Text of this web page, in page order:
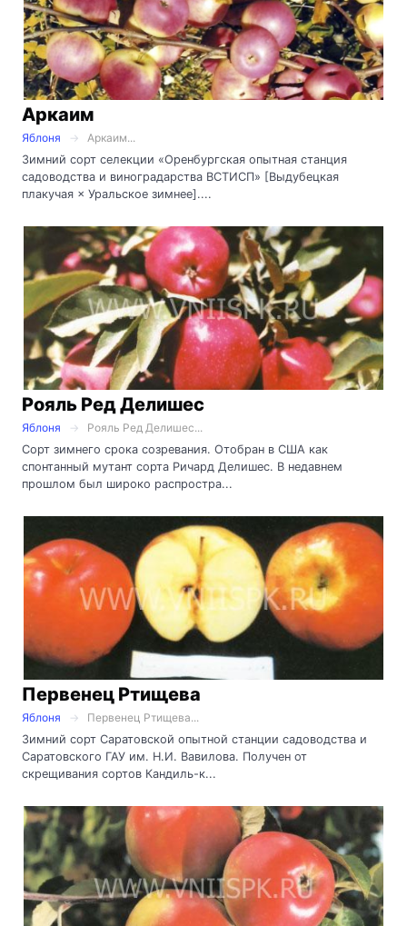
Аркаим
Яблоня
Аркаим...
Зимний сорт селекции «Оренбургская опытная станция
садоводства и виноградарства ВСТИСП» [Выдубецкая
плакучая × Уральское зимнее]....
Рояль Ред Делишес
Яблоня
Рояль Ред Делишес...
Сорт зимнего срока созревания. Отобран в США как
спонтанный мутант сорта Ричард Делишес. В недавнем
прошлом был широко распростра...
Первенец Ртищева
Яблоня
Первенец Ртищева...
Зимний сорт Саратовской опытной станции садоводства и
Саратовского ГАУ им. Н.И. Вавилова. Получен от
скрещивания сортов Кандиль-к...